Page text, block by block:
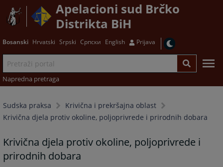
Apelacioni sud Brčko
Distrikta BiH
Bosanski Hrvatski Srpski Српски English Prijava
Napredna pretraga
Sudska praksa
Krivična i prekršajna oblast
Krivična djela protiv okoline, poljoprivrede i prirodnih dobara
Krivična djela protiv okoline, poljoprivrede i
prirodnih dobara